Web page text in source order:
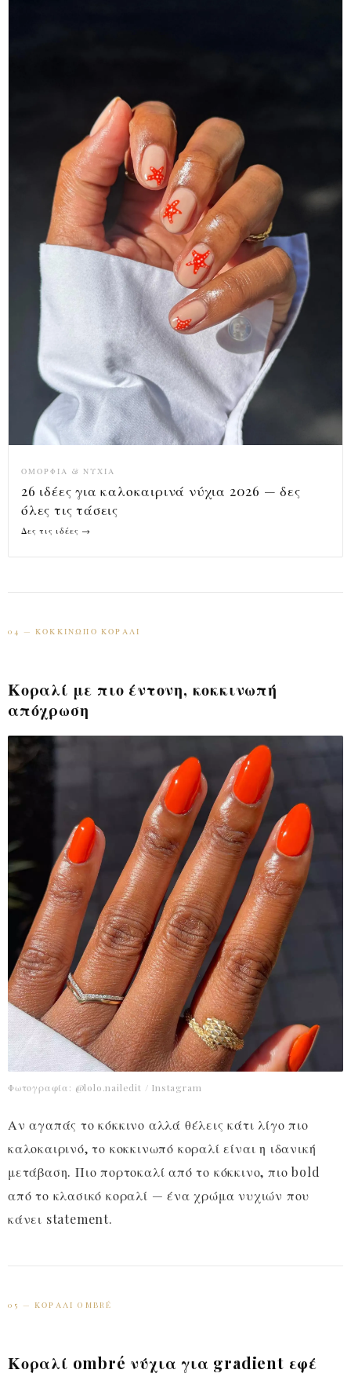
ΟΜΟΡΦΙΆ & ΝΎΧΙΑ
26 ιδέες για καλοκαιρινά νύχια 2026 — δες
όλες τις τάσεις
Δες τις ιδέες →
04 — ΚΟΚΚΙΝΩΠΌ ΚΟΡΑΛΊ
Κοραλί με πιο έντονη, κοκκινωπή
απόχρωση
Φωτογραφία: @lolo.nailedit / Instagram
Αν αγαπάς το κόκκινο αλλά θέλεις κάτι λίγο πιο
καλοκαιρινό, το κοκκινωπό κοραλί είναι η ιδανική
μετάβαση. Πιο πορτοκαλί από το κόκκινο, πιο bold
από το κλασικό κοραλί — ένα χρώμα νυχιών που
κάνει statement.
05 — ΚΟΡΑΛΊ OMBRÉ
Κοραλί ombré νύχια για gradient εφέ